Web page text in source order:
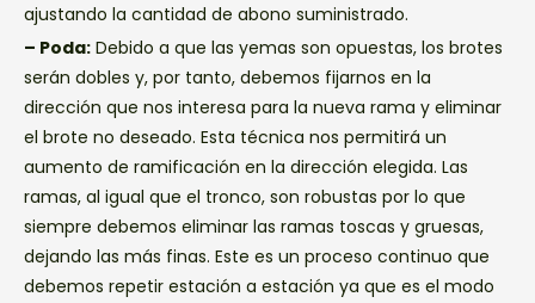
ajustando la cantidad de abono suministrado.
– Poda: Debido a que las yemas son opuestas, los brotes
serán dobles y, por tanto, debemos fijarnos en la
dirección que nos interesa para la nueva rama y eliminar
el brote no deseado. Esta técnica nos permitirá un
aumento de ramificación en la dirección elegida. Las
ramas, al igual que el tronco, son robustas por lo que
siempre debemos eliminar las ramas toscas y gruesas,
dejando las más finas. Este es un proceso continuo que
debemos repetir estación a estación ya que es el modo